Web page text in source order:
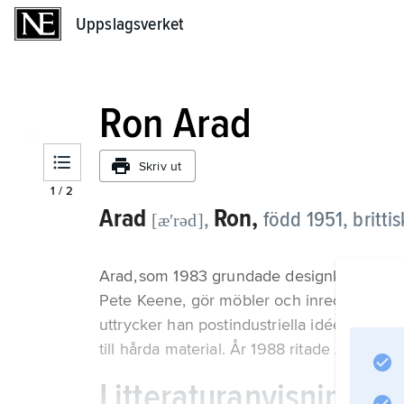
Uppslagsverket
1 /2
Ron Arad
Skriv ut
Arad [æʹrəd], Ron, född 1951,
Arad, som 1983 grundade designkontoret
Pete Keene, gör möbler och inredningar i
uttrycker han postindustriella idéer och
till hårda material. År 1988 ritade Arad